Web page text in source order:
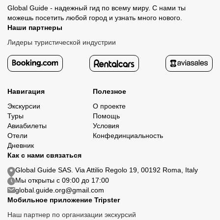
Global Guide - надежный гид по всему миру. С нами ты
можешь посетить любой город и узнать много нового.
Наши партнеры
Лидеры туристической индустрии
Навигация
Экскурсии
Туры
Авиабилеты
Отели
Дневник
Полезное
О проекте
Помощь
Условия
Конфединциальность
Как с нами связаться
Global Guide SAS. Via Attilio Regolo 19, 00192 Roma, Italy
Мы открыты с 09:00 до 17:00
global.guide.org@gmail.com
Мобильное приложение Tripster
Наш партнер по организации экскурсий